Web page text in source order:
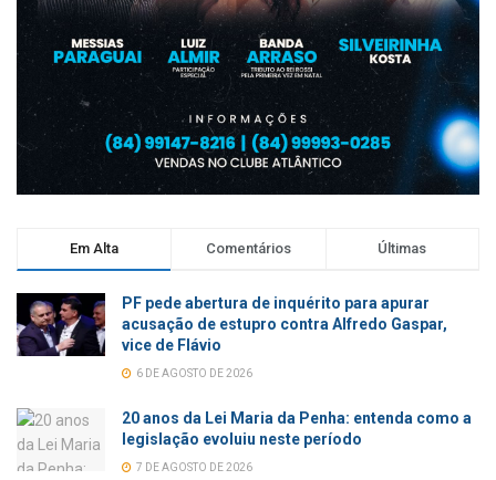
Em Alta Comentários Últimas
PF pede abertura de inquérito para apurar
acusação de estupro contra Alfredo Gaspar,
vice de Flávio
6 DE AGOSTO DE 2026
20 anos da Lei Maria da Penha: entenda como a
legislação evoluiu neste período
7 DE AGOSTO DE 2026